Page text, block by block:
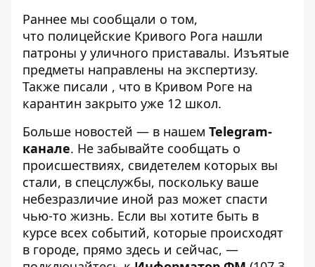
Раннее мы сообщали о том,
что полицейские Кривого Рога нашли
патроны у уличного приставалы. Изъятые
предметы направлены на экспертизу.
Также писали , что в Кривом Роге на
карантин закрыто уже 12 школ.
Больше новостей — в нашем Telegram-
канале. Не забывайте сообщать о
происшествиях, свидетелем которых вы
стали, в спецслужбы, поскольку ваше
небезразличие иной раз может спасти
чью-то жизнь. Если вы хотите быть в
курсе всех событий, которые происходят
в городе, прямо здесь и сейчас, —